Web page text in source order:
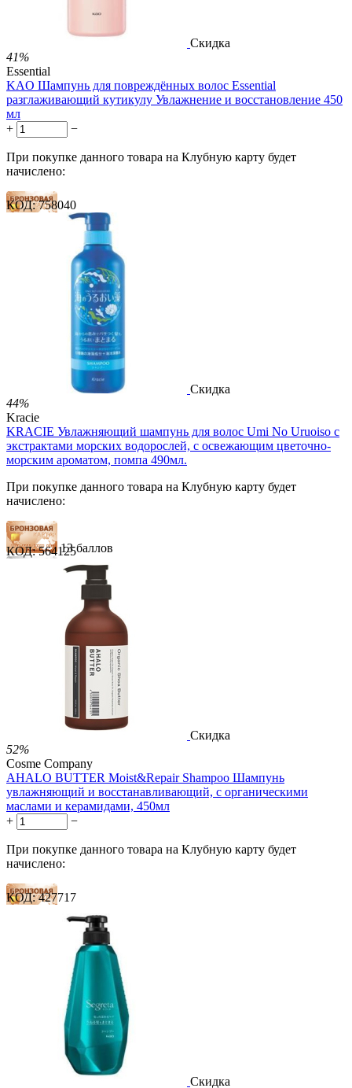
Скидка
41%
Essential
KAO Шампунь для повреждённых волос Essential
разглаживающий кутикулу Увлажнение и восстановление 450
мл
+
−
При покупке данного товара на Клубную карту будет
начислено:
13 баллов
20 баллов
33 балла
1 486.00 Р
за 1.00 мл

КОД: 758040
Скидка
44%
Kracie
KRACIE Увлажняющий шампунь для волос Umi No Uruoiso с
экстрактами морских водорослей, с освежающим цветочно-
морским ароматом, помпа 490мл.
При покупке данного товара на Клубную карту будет
начислено:
13 баллов
20 баллов
33 балла
724.00 Р
за 1.00 мл
Нет в наличии
 
КОД: 564125
Скидка
52%
Cosme Company
AHALO BUTTER Moist&Repair Shampoo Шампунь
увлажняющий и восстанавливающий, с органическими
маслами и керамидами, 450мл
+
−
При покупке данного товара на Клубную карту будет
начислено:
20 баллов
33 балла
1 212.00
Р
за 1.00 мл

КОД: 427717
Скидка